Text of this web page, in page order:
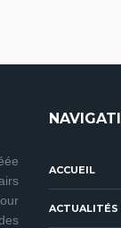
ACCUEIL
ACTUALITÉS